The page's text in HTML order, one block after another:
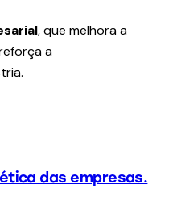
, que melhora a
a
das empresas.